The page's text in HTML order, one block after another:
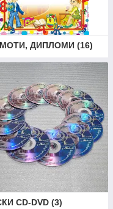
ДИПЛОМИ (16)
CD-DVD (3)